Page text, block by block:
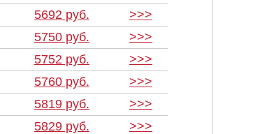
5692 руб.
>>>
5750 руб.
>>>
5752 руб.
>>>
5760 руб.
>>>
5819 руб.
>>>
5829 руб.
>>>